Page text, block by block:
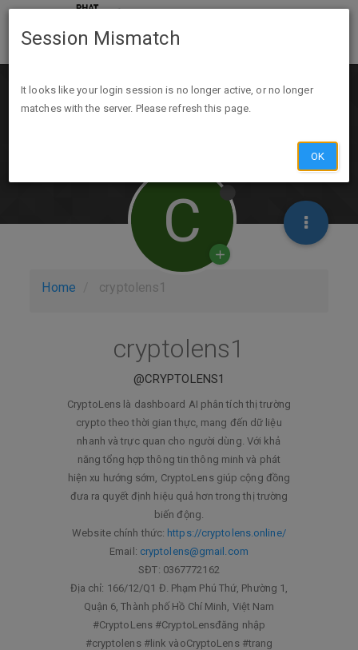
Home cryptolens1
C
cryptolens1
@CRYPTOLENS1
CryptoLens là dashboard AI phân tích thị trường
crypto theo thời gian thực, mang đến dữ liệu
nhanh và trực quan cho người dùng. Với khả
năng tổng hợp thông tin thông minh và phát
hiện xu hướng sớm, CryptoLens giúp cộng đồng
đưa ra quyết định hiệu quả hơn trong thị trường
biến động.
Website chính thức: https://cryptolens.online/
Email: cryptolens@gmail.com
SĐT: 0367772162
Địa chỉ: 166/12/Q1 Đ. Phạm Phú Thứ, Phường 1,
Quận 6, Thành phố Hồ Chí Minh, Việt Nam
#CryptoLens #CryptoLensđăng nhập
#cryptolens #link vàoCryptoLens #trang
Session Mismatch
It looks like your login session is no longer active, or no longer
matches with the server. Please refresh this page.
OK